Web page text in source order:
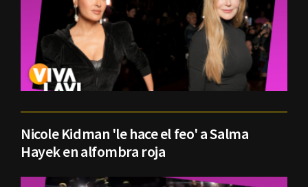
Nicole Kidman 'le hace el feo' a Salma
Hayek en alfombra roja